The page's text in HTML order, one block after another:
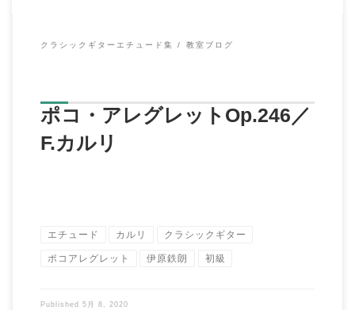
クラシックギターエチュード集 教室ブログ
ポコ・アレグレットOp.246／
F.カルリ
エチュード カルリ クラシックギター
ポコアレグレット 伊原鉄朗 初級
Published 5月 8, 2020